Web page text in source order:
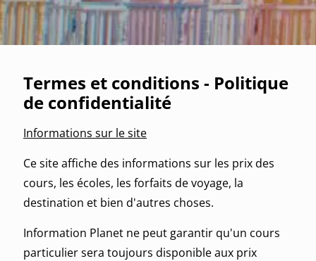
Termes et conditions - Politique
de confidentialité
Informations sur le site
Ce site affiche des informations sur les prix des
cours, les écoles, les forfaits de voyage, la
destination et bien d'autres choses.
Information Planet ne peut garantir qu'un cours
particulier sera toujours disponible aux prix